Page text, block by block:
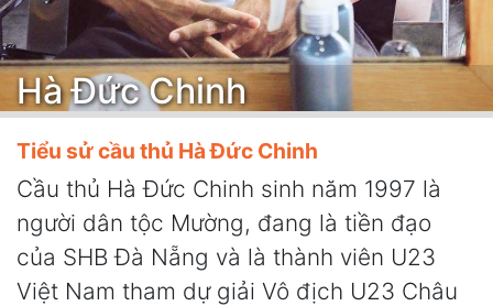
Hà Đức Chinh
Tiểu sử cầu thủ Hà Đức Chinh
Cầu thủ Hà Đức Chinh sinh năm 1997 là
người dân tộc Mường, đang là tiền đạo
của SHB Đà Nẵng và là thành viên U23
Việt Nam tham dự giải Vô địch U23 Châu